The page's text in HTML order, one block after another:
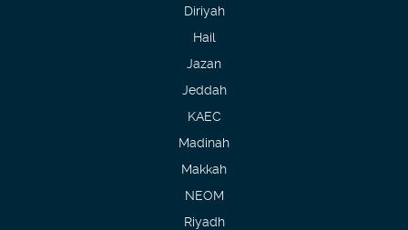
Diriyah
Hail
Jazan
Jeddah
KAEC
Madinah
Makkah
NEOM
Riyadh